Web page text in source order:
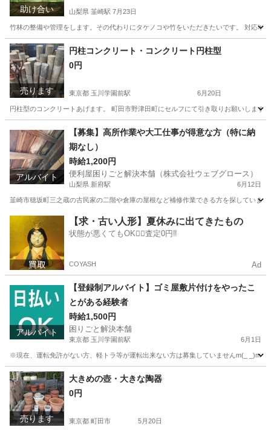
助け合い 山梨県 韮崎駅 7月23日
竹林の整備や管理をします。その代わりにタケノコや竹をいただきたいです。 対応
山梨 韮崎市 韮崎駅 手伝いたい/助けたい タケノコ
売ります
円柱コンクリート・コンクリート円柱型
0円
東京都 玉川学園前駅 6月20日
円柱型のコンクリートあげます。 町田市野津田町にセルフにて引き取りお願いしま
玉川学園前駅 その他
アルバイト
【募集】高所作業や大工仕事が得意な方（特に納
期なし）
時給1,200円
便利屋困りごと解決本舗（株式会社ウェブグロース）
山梨県 新府駅 6月12日
韮崎市穂坂町三之蔵の古民家の二階や倉庫の屋根など補修作業できる方を探していま
新府駅 その他 時給
【求・古い人形】夏休みに出てきたもの
状態が悪くてもOK🙆‍♀️査定0円‼️
COYASH Ad
アルバイト
【登録制アルバイト】ゴミ屋敷片付けをやったこ
とがある経験者
時給1,500円
困りごと解決本舗
東京都 玉川学園前駅 6月1日
※現在、運転免許がない方、軽トラ等が運転出来ない方は募集していませんm(_ _)m
東京 町田市 玉川学園前駅 清掃 片付け
売ります
大きめの壺・大きな陶器
0円
東京都 町田市 5月20日